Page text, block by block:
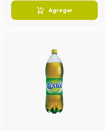
Agregar